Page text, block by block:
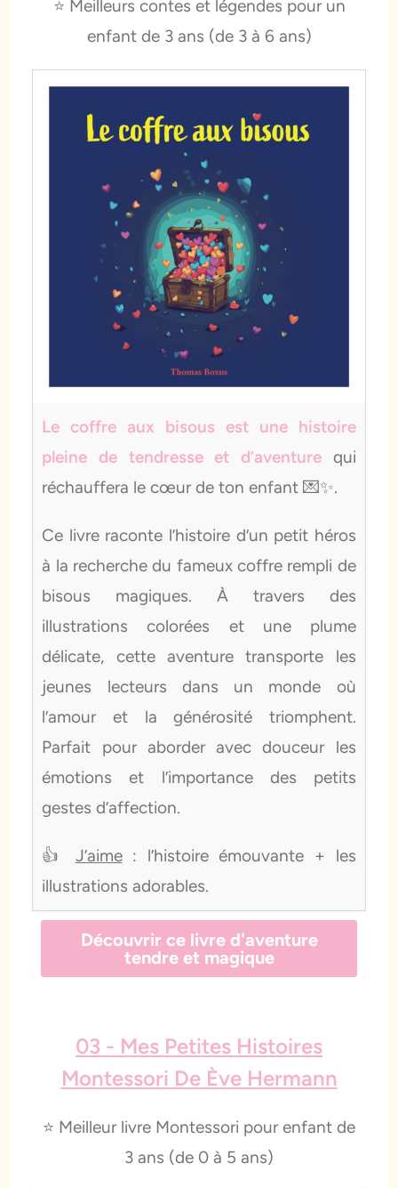
⭐️ Meilleurs contes et légendes pour un
enfant de 3 ans (de 3 à 6 ans)
Le coffre aux bisous est une histoire
pleine de tendresse et d’aventure qui
réchauffera le cœur de ton enfant 💌✨.
Ce livre raconte l’histoire d’un petit héros
à la recherche du fameux coffre rempli de
bisous magiques. À travers des
illustrations colorées et une plume
délicate, cette aventure transporte les
jeunes lecteurs dans un monde où
l’amour et la générosité triomphent.
Parfait pour aborder avec douceur les
émotions et l’importance des petits
gestes d’affection.
👍 J’aime: l’histoire émouvante + les
illustrations adorables.
Découvrir ce livre d'aventure
tendre et magique
03 - Mes Petites Histoires
Montessori De Ève Hermann
⭐️ Meilleur livre Montessori pour enfant de
3 ans (de 0 à 5 ans)